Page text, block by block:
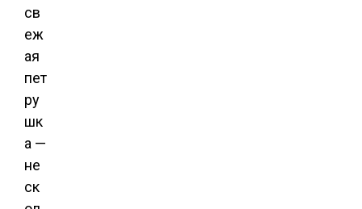
св
еж
ая
пет
ру
шк
а —
не
ск